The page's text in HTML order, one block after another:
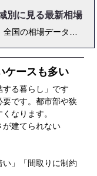
別に見る最新相場
ケースも多い
る暮らし」です
です。都市部や狭
なります。
が建てられない
」「間取りに制約